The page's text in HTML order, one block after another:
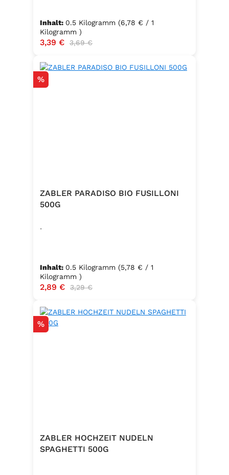
Inhalt: 0.5 Kilogramm (6,78 € / 1
Kilogramm )
Verkaufspreis:
3,39 € Regulärer Preis:
3,69 €
Rabatt
%
ZABLER PARADISO BIO FUSILLONI
500G
.
Inhalt: 0.5 Kilogramm (5,78 € / 1
Kilogramm )
Verkaufspreis:
2,89 € Regulärer Preis:
3,29 €
Rabatt
%
ZABLER HOCHZEIT NUDELN
SPAGHETTI 500G